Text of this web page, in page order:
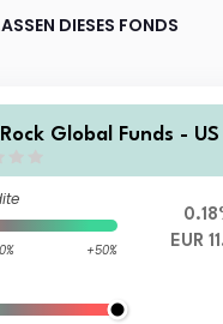
DIESES FONDS
Global Funds -
0% +50%
EUR